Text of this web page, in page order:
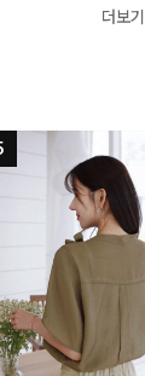
더보기